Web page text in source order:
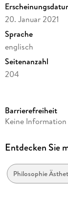
20. Januar 2021
Sprache
englisch
Seitenanzahl
204
Autor/Autorin
Verlag/Hersteller
Abbildungen
XIII, 187 p. 7 illus.
Barrierefreiheit
Keine
Entdecken Sie
Philosophie